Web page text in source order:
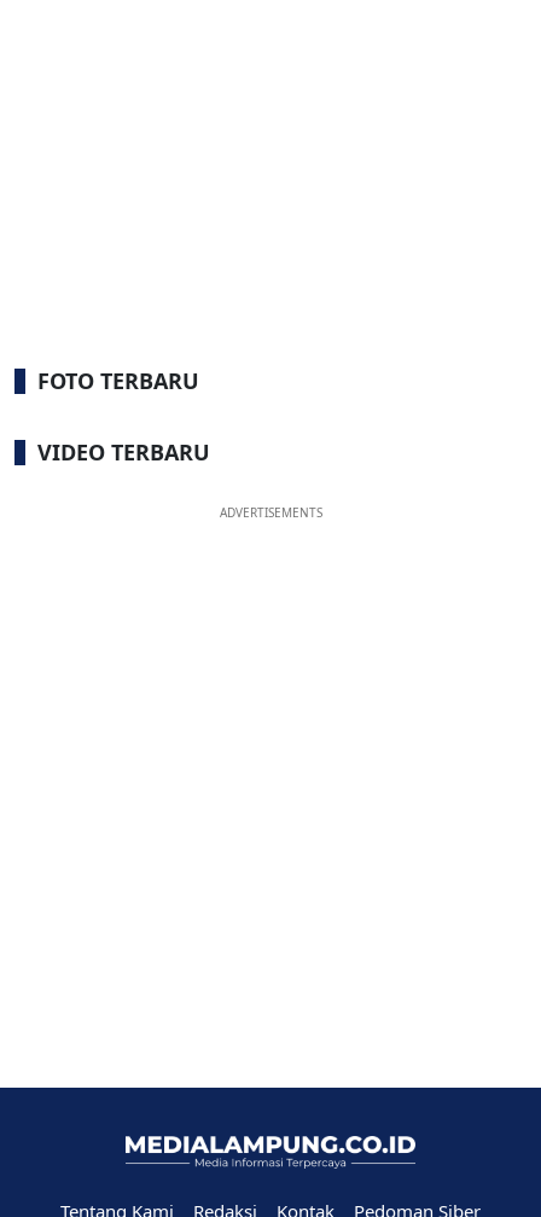
FOTO TERBARU
VIDEO TERBARU
ADVERTISEMENTS
Tentang Kami Redaksi Kontak Pedoman Siber